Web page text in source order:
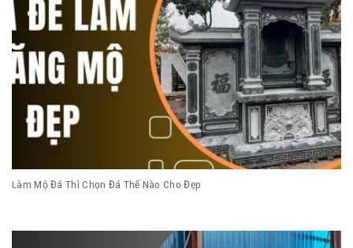
Làm Mộ Đá Thì Chọn Đá Thế Nào Cho Đẹp